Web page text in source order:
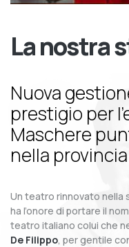
La nostra
Nuova
prestigio per
Maschere
nella
Un teatro rinnovato nella
ha l’onore di portare il
teatro italiano colui che
De Filippo, per gentile